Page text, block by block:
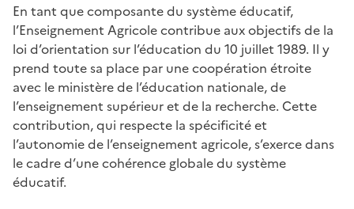
En tant que composante du système éducatif,
l’Enseignement Agricole contribue aux objectifs de la
loi d’orientation sur l’éducation du 10 juillet 1989. Il y
prend toute sa place par une coopération étroite
avec le ministère de l’éducation nationale, de
l’enseignement supérieur et de la recherche. Cette
contribution, qui respecte la spécificité et
l’autonomie de l’enseignement agricole, s’exerce dans
le cadre d’une cohérence globale du système
éducatif.